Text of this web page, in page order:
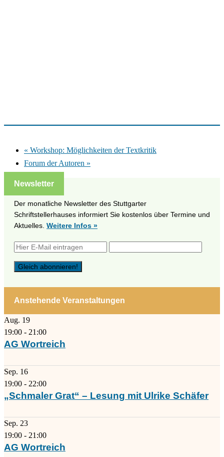
« Workshop: Möglichkeiten der Textkritik
Forum der Autoren »
Newsletter
Der monatliche Newsletter des Stuttgarter
Schriftstellerhauses informiert Sie kostenlos über Termine und
Aktuelles. Weitere Infos »
Anstehende Veranstaltungen
Aug. 19
19:00 - 21:00
AG Wortreich
Sep. 16
19:00 - 22:00
„Schmaler Grat“ – Lesung mit Ulrike Schäfer
Sep. 23
19:00 - 21:00
AG Wortreich